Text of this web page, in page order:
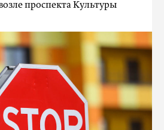
проспекта Культуры